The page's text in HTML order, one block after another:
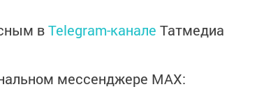
вTelegram-канале Татмедиа
мессенджере MАХ: